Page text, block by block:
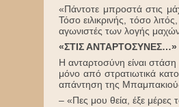
«Πάντοτε μπροστά στις
Τόσο ειλικρινής, τόσο
αγωνιστές των λογής
«ΣΤΙΣ ΑΝΤΑΡΤΟΣΥΝΕΣ…»
Η ανταρτοσύνη είναι
μόνο από στρατιωτικά
απάντηση της
– «Πες μου θεία, έξε